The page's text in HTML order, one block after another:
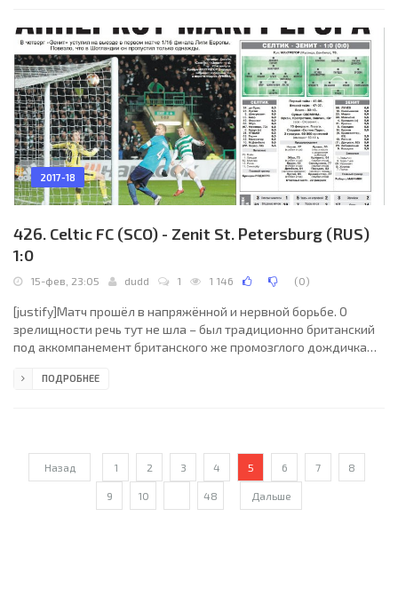
однозначно стоит.
2017-18
426. Celtic FC (SCO) - Zenit St. Petersburg (RUS)
1:0
15-фев, 23:05 dudd 1 1 146 (0)
[justify]Матч прошёл в напряжённой и нервной борьбе. О
зрелищности речь тут не шла – был традиционно британский
под аккомпанемент британского же промозглого дождичка
свой шанс усилиями Заболотного с Ерохиным упустил, а
ПОДРОБНЕЕ
Назад 1 2 3 4 5 6 7 8
9 10 48 Дальше